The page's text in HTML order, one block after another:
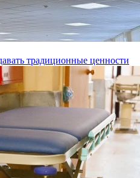
традиционные ценности